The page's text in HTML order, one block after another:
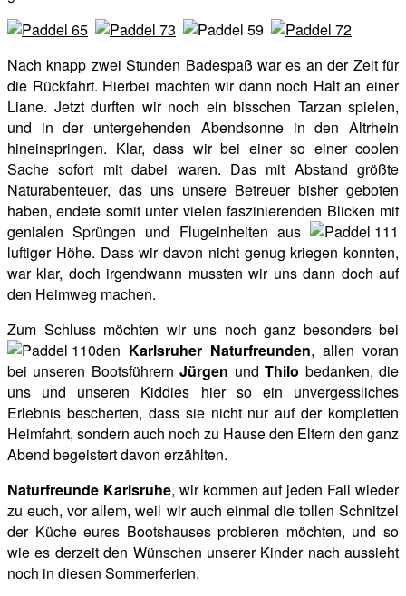
Nach knapp zwei Stunden Badespaß war es an der Zeit für
die Rückfahrt. Hierbei machten wir dann noch Halt an einer
Liane. Jetzt durften wir noch ein bisschen Tarzan spielen,
und in der untergehenden Abendsonne in den Altrhein
hineinspringen. Klar, dass wir bei einer so einer coolen
Sache sofort mit dabei waren. Das mit Abstand größte
Naturabenteuer, das uns unsere Betreuer bisher geboten
haben, endete somit unter vielen faszinierenden Blicken mit
genialen Sprüngen und Flugeinheiten aus
luftiger Höhe. Dass wir davon nicht genug kriegen konnten,
war klar, doch irgendwann mussten wir uns dann doch auf
den Heimweg machen.
Zum Schluss möchten wir uns noch ganz besonders bei
den Karlsruher Naturfreunden, allen voran
bei unseren BootsführernJürgen undThilo bedanken, die
uns und unseren Kiddies hier so ein unvergessliches
Erlebnis bescherten, dass sie nicht nur auf der kompletten
Heimfahrt, sondern auch noch zu Hause den Eltern den ganz
Abend begeistert davon erzählten.
Naturfreunde Karlsruhe, wir kommen auf jeden Fall wieder
zu euch, vor allem, weil wir auch einmal die tollen Schnitzel
der Küche eures Bootshauses probieren möchten, und so
wie es derzeit den Wünschen unserer Kinder nach aussieht
noch in diesen Sommerferien.